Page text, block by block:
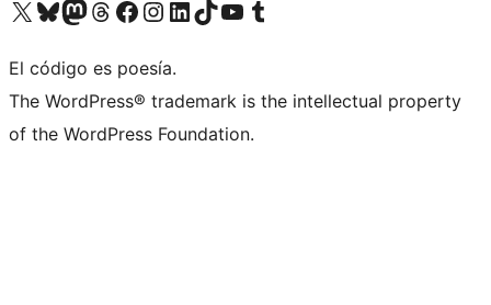
Visita nuestra cuenta de X (anteriormente Twitter)
Visita nuestra cuenta de Bluesky
Visita nuestra cuenta de Mastodon
Visita nuestra cuenta de Threads
Visita nuestra página de Facebook
Visita nuestra cuenta de Instagram
Visita nuestra cuenta de LinkedIn
Visita nuestra cuenta de TikTok
Visita nuestro canal de YouTube
Visita nuestra cuenta de Tumblr
El código es poesía.
The WordPress® trademark is the intellectual property
of the WordPress Foundation.